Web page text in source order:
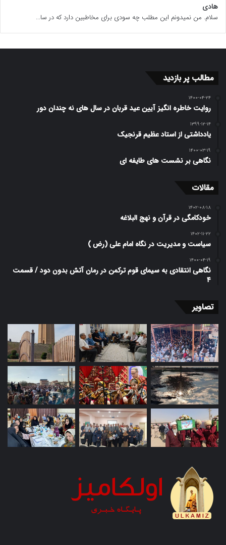
هادی
سلام. من نمیدونم این مطلب چه سودی برای مخاطبین دارد که در سا...
مطالب پر بازدید
۱۴۰۰-۰۴-۲۴
روایت خاطره انگیز آیین عید قربان در سال های نه چندان دور
۱۳۹۹-۱۲-۱۴
یادداشتی از استاد عظیم قرنجیک
۱۴۰۰-۰۳-۱۹
نگاهی بر نشست های طایفه ای
مقالات
۱۴۰۲-۰۸-۱۸
خودکامگی در قرآن و نهج البلاغه
۱۴۰۲-۱۱-۲۲
سیاست و مدیریت در نگاه امام علی (رض )
۱۴۰۰-۰۴-۱۹
نگاهی انتقادی به سیمای قوم ترکمن در رمان آتش بدون دود / قسمت
۴
تصاویر